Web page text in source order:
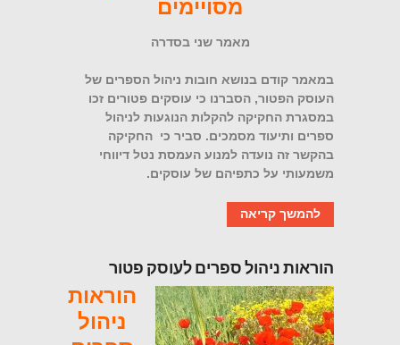
מסויימים
מאמר שני בסדרה
במאמר קודם בנושא חובות ניהול הספרים של
העוסק הפטור, הסברנו כי עוסקים פטורים זכו
במסגרת החקיקה להקלות הנוגעות לניהול
ספרים ותיעוד מסמכים. סביר כי החקיקה
בהקשר זה נועדה למנוע העמסת נטל דיווחי
משמעותי על כתפיהם של עוסקים.
להמשך קריאה
הוראות ניהול ספרים לעוסק פטור
הוראות
ניהול